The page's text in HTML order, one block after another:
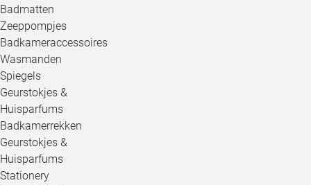
Badmatten
Zeeppompjes
Badkameraccessoires
Wasmanden
Spiegels
Geurstokjes &
Huisparfums
Badkamerrekken
Geurstokjes &
Huisparfums
Stationery